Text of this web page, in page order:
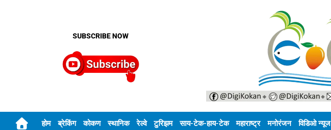
SUBSCRIBE NOW
होम ब्रेकिंग कोकण स्थानिक रेल्वे टुरिझम साय-टेक-हाय-टेक महाराष्ट्र मनोरंजन विडिओ न्यूज